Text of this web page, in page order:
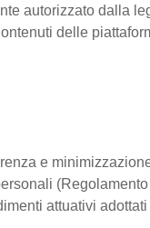
autorizzato dalla
delle
e
attuativi